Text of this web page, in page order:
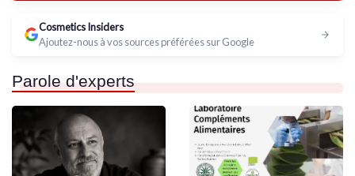
Cosmetics Insiders
Ajoutez-nous à vos sources préférées sur Google
Parole d'experts